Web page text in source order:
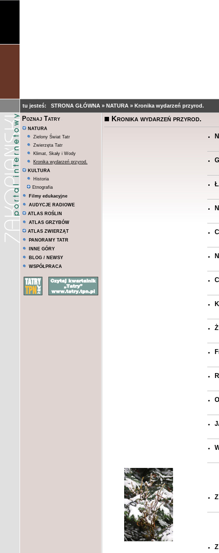
tu jesteś: STRONA GŁÓWNA » NATURA » Kronika wydarzeń przyrod.
Poznaj Tatry
NATURA
Zielony Świat Tatr
Zwierzęta Tatr
Klimat, Skały i Wody
Kronika wydarzeń przyrod.
KULTURA
Historia
Etnografia
Filmy edukacyjne
AUDYCJE RADIOWE
ATLAS ROŚLIN
ATLAS GRZYBÓW
ATLAS ZWIERZĄT
PANORAMY TATR
INNE GÓRY
BLOG / NEWSY
WSPÓŁPRACA
Kronika wydarzeń przyrod.